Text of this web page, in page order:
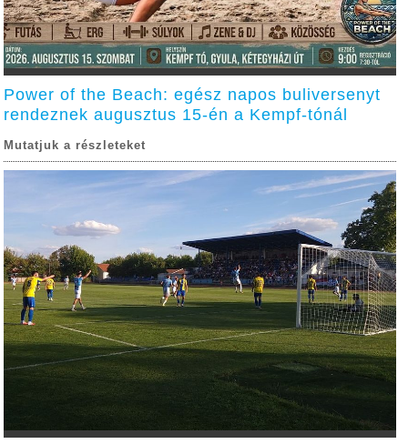
Power of the Beach: egész napos buliversenyt
rendeznek augusztus 15-én a Kempf-tónál
Mutatjuk a részleteket